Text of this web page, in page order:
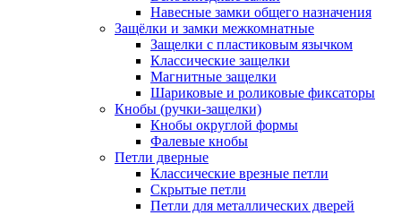
Навесные замки общего назначения
Защёлки и замки межкомнатные
Защелки с пластиковым язычком
Классические защелки
Магнитные защелки
Шариковые и роликовые фиксаторы
Кнобы (ручки-защелки)
Кнобы округлой формы
Фалевые кнобы
Петли дверные
Классические врезные петли
Скрытые петли
Петли для металлических дверей